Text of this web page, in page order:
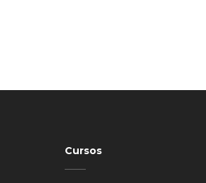
Cursos